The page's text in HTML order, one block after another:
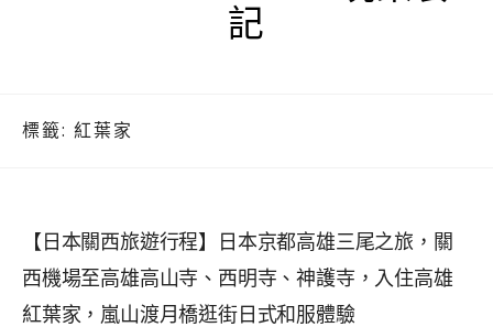
記
標籤: 紅葉家
【日本關西旅遊行程】日本京都高雄三尾之旅，關
西機場至高雄高山寺、西明寺、神護寺，入住高雄
紅葉家，嵐山渡月橋逛街日式和服體驗